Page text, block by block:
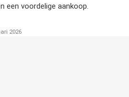
een voordelige aankoop.
2026